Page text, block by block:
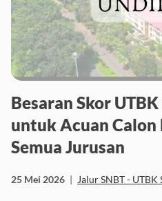
Besaran Skor
untuk Acuan Calon
Semua Jurusan
25 Mei 2026 | Jalur SNBT - UTBK